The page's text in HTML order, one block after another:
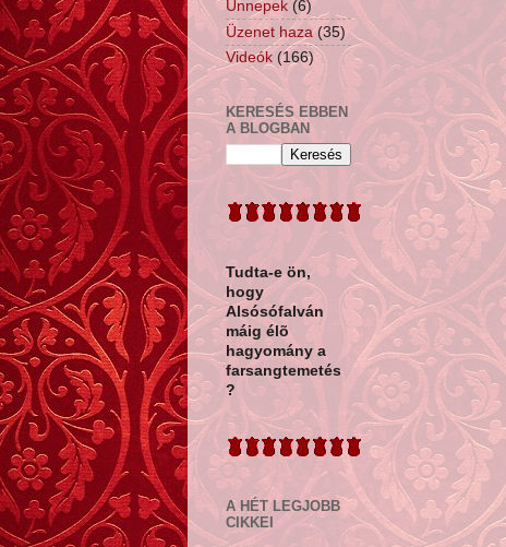
Ünnepek (6)
Üzenet haza (35)
Videók (166)
KERESÉS EBBEN
A BLOGBAN
Tudta-e ön,
hogy
Alsósófalván
máig élõ
hagyomány a
farsangtemetés
?
A HÉT LEGJOBB
CIKKEI